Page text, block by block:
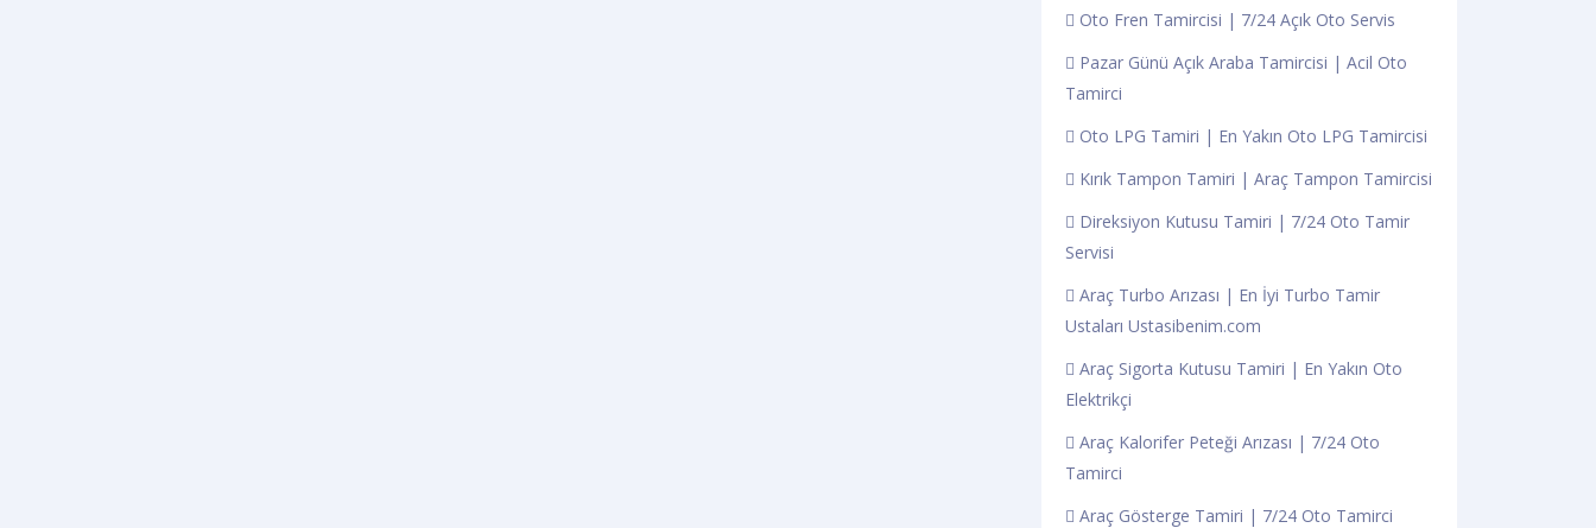
Oto Fren Tamircisi | 7/24 Açık Oto Servis
Pazar Günü Açık Araba Tamircisi | Acil Oto
Tamirci
Oto LPG Tamiri | En Yakın Oto LPG Tamircisi
Kırık Tampon Tamiri | Araç Tampon Tamircisi
Direksiyon Kutusu Tamiri | 7/24 Oto Tamir
Servisi
Araç Turbo Arızası | En İyi Turbo Tamir
Ustaları Ustasibenim.com
Araç Sigorta Kutusu Tamiri | En Yakın Oto
Elektrikçi
Araç Kalorifer Peteği Arızası | 7/24 Oto
Tamirci
Araç Gösterge Tamiri | 7/24 Oto Tamirci